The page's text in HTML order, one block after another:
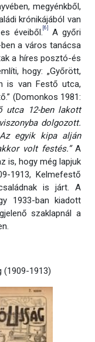
megyénkből,
krónikájából van
éveiből. [6]
A győri
a város tanácsa
a híres posztó-és
hogy: „Győrött,
is van Festő utca,
(Domonkos 1981:
utca 12-ben lakott
dolgozott.
egyik kipa alján
volt festés.” A
is, hogy még lapjuk
1913, Kelmefestő
is járt. A
1933-ban kiadott
szaklapnál a
(1909-1913)